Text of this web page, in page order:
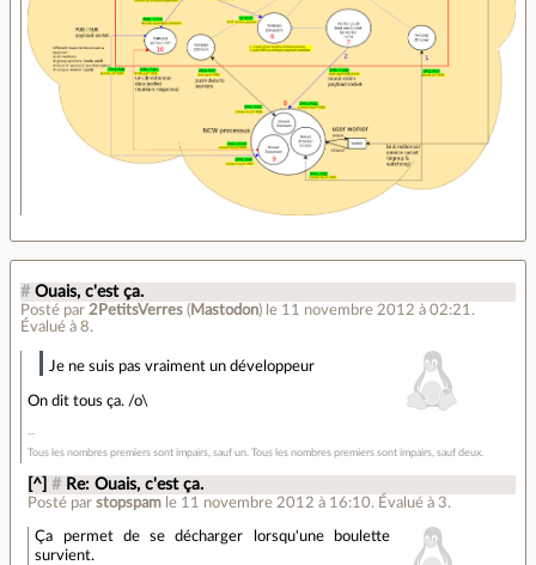
# Ouais, c'est ça.
Posté par 2PetitsVerres ( Mastodon) le 11 novembre 2012 à 02:21 .
Évalué à 8.
Je ne suis pas vraiment un développeur
On dit tous ça. /o\
Tous les nombres premiers sont impairs, sauf un. Tous les nombres premiers sont impairs, sauf deux.
[^] # Re: Ouais, c'est ça.
Posté parstopspam le 11 novembre 2012 à 16:10. Évalué à 3.
Ça permet de se décharger lorsqu'une boulette
survient.